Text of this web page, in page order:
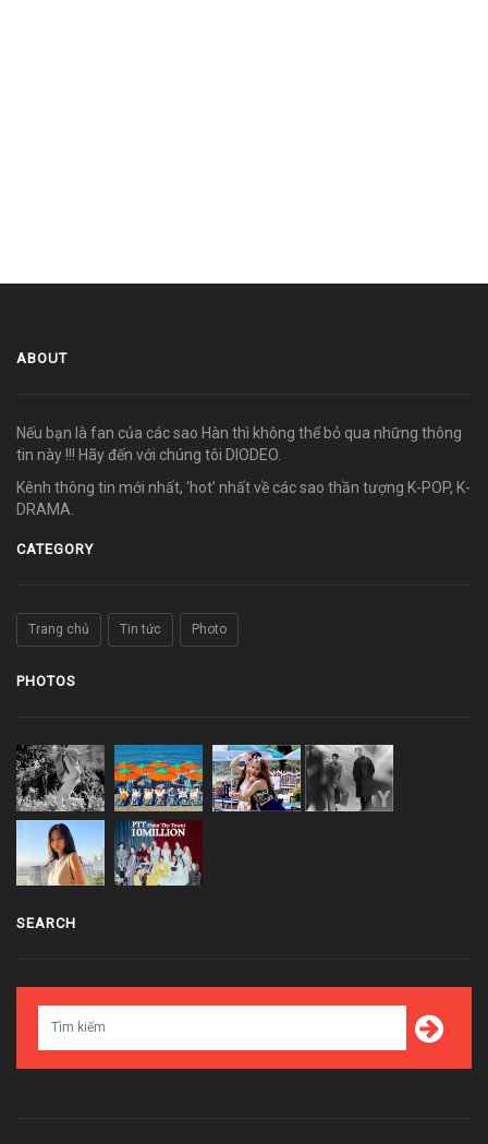
ABOUT
Nếu bạn là fan của các sao Hàn thì không thể bỏ qua những thông
tin này !!! Hãy đến với chúng tôi DIODEO.
Kênh thông tin mới nhất, ‘hot’ nhất về các sao thần tượng K-POP, K-
DRAMA.
CATEGORY
Trang chủ Tin tức Photo
PHOTOS
SEARCH